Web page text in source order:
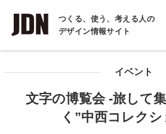
つくる、使う、考える人の
デザイン情報サイト
INTERVIEW
インタビュー
COLUMN
イベント
文字の博覧会 -旅して
く”中西コレク